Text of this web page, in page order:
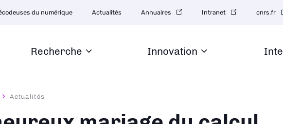
Recherche Innovation
du numérique Actualités Annuaires Intranet cnrs.fr
Actualités